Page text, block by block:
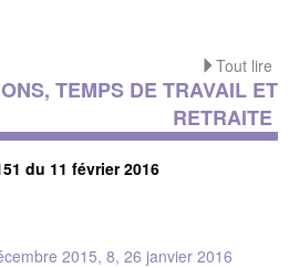
Tout lire
TEMPS DE TRAVAIL ET
RETRAITE
du 11 février 2016
2015, 8, 26 janvier 2016